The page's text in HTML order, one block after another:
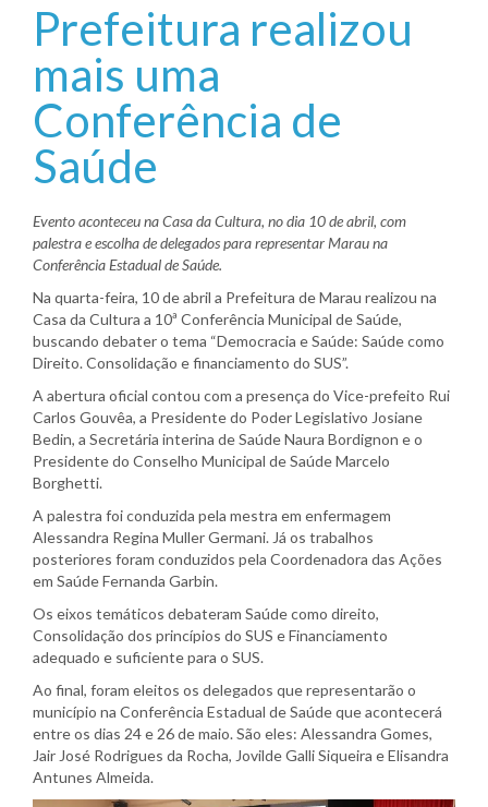
Prefeitura realizou
mais uma
Conferência de
Saúde
Evento aconteceu na Casa da Cultura, no dia 10 de abril, com
palestra e escolha de delegados para representar Marau na
Conferência Estadual de Saúde.
Na quarta-feira, 10 de abril a Prefeitura de Marau realizou na
Casa da Cultura a 10ª Conferência Municipal de Saúde,
buscando debater o tema “Democracia e Saúde: Saúde como
Direito. Consolidação e financiamento do SUS”.
A abertura oficial contou com a presença do Vice-prefeito Rui
Carlos Gouvêa, a Presidente do Poder Legislativo Josiane
Bedin, a Secretária interina de Saúde Naura Bordignon e o
Presidente do Conselho Municipal de Saúde Marcelo
Borghetti.
A palestra foi conduzida pela mestra em enfermagem
Alessandra Regina Muller Germani. Já os trabalhos
posteriores foram conduzidos pela Coordenadora das Ações
em Saúde Fernanda Garbin.
Os eixos temáticos debateram Saúde como direito,
Consolidação dos princípios do SUS e Financiamento
adequado e suficiente para o SUS.
Ao final, foram eleitos os delegados que representarão o
município na Conferência Estadual de Saúde que acontecerá
entre os dias 24 e 26 de maio. São eles: Alessandra Gomes,
Jair José Rodrigues da Rocha, Jovilde Galli Siqueira e Elisandra
Antunes Almeida.